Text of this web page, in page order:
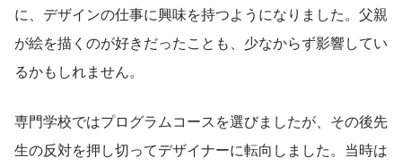
に、デザインの仕事に興味を持つようになりました。父親
が絵を描くのが好きだったことも、少なからず影響してい
るかもしれません。
専門学校ではプログラムコースを選びましたが、その後先
生の反対を押し切ってデザイナーに転向しました。当時は